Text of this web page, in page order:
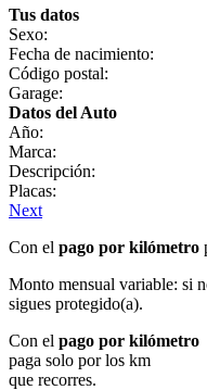
Tus datos
Sexo:
Fecha de nacimiento:
Código postal:
Garage:
Datos del Auto
Año:
Marca:
Descripción:
Placas:
Next
Con el pago por kilómetro
Monto mensual variable: si
sigues protegido(a).
Con el pago por kilómetro
paga solo por los km
que recorres.